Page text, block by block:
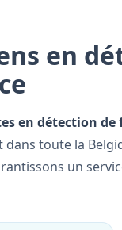
en
en détection de
toute la
un